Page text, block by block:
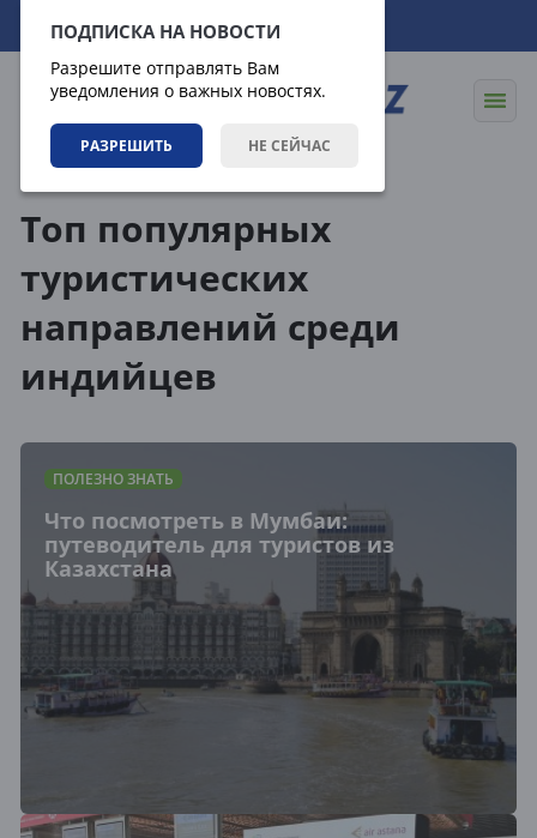
ПОДПИСКА НА НОВОСТИ
Разрешите отправлять Вам
уведомления о важных новостях.
РАЗРЕШИТЬ НЕ СЕЙЧАС
06.08.2026 22:13:16
Топ популярных
туристических
направлений среди
индийцев
ПОЛЕЗНО ЗНАТЬ
Что посмотреть в Мумбаи:
путеводитель для туристов из
Казахстана